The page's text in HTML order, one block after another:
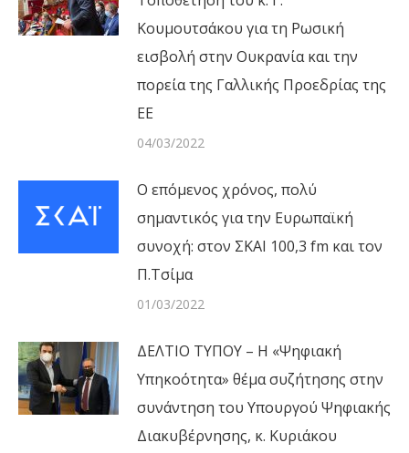
Κουμουτσάκου για τη Ρωσική
εισβολή στην Ουκρανία και την
πορεία της Γαλλικής Προεδρίας της
ΕΕ
04/03/2022
Ο επόμενος χρόνος, πολύ
σημαντικός για την Ευρωπαϊκή
συνοχή: στον ΣΚΑΙ 100,3 fm και τον
Π.Τσίμα
01/03/2022
ΔΕΛΤΙΟ ΤΥΠΟΥ – Η «Ψηφιακή
Υπηκοότητα» θέμα συζήτησης στην
συνάντηση του Υπουργού Ψηφιακής
Διακυβέρνησης, κ. Κυριάκου